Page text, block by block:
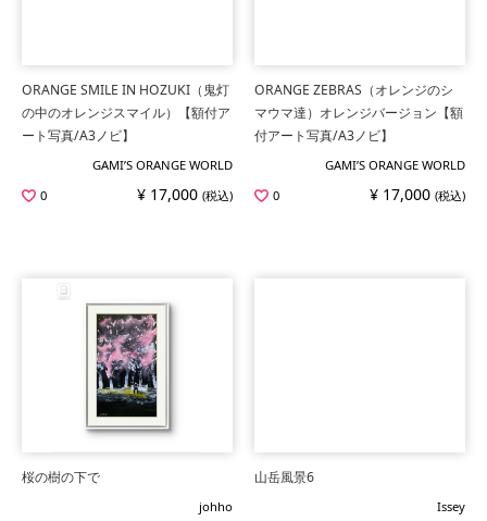
ORANGE SMILE IN HOZUKI（鬼灯
の中のオレンジスマイル）【額付ア
ート写真/A3ノビ】
GAMI’S ORANGE WORLD
0
¥ 17,000 (税込)
ORANGE ZEBRAS（オレンジのシ
マウマ達）オレンジバージョン【額
付アート写真/A3ノビ】
GAMI’S ORANGE WORLD
0
¥ 17,000 (税込)
桜の樹の下で
johho
山岳風景6
Issey